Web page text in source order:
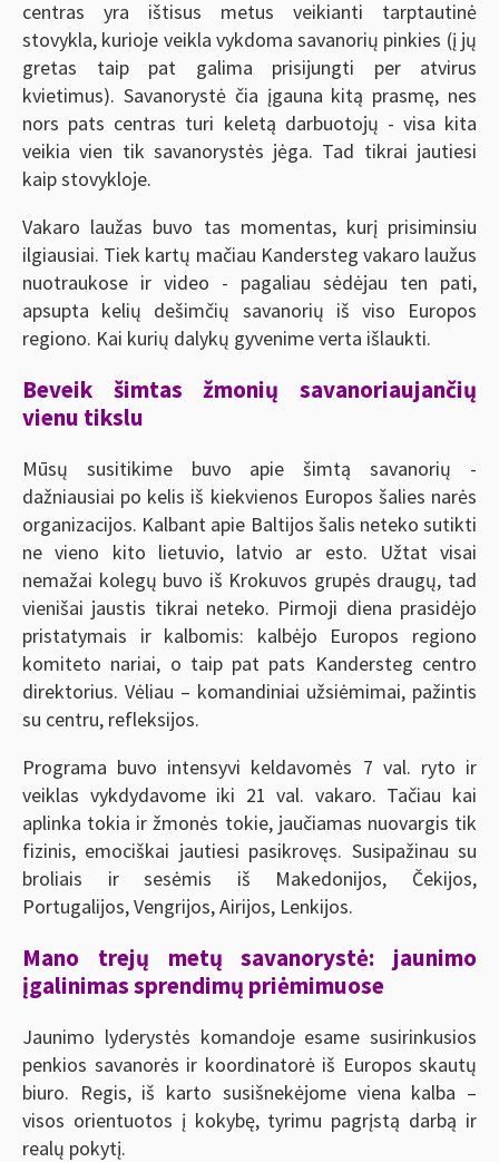
centras yra ištisus metus veikianti tarptautinė
stovykla, kurioje veikla vykdoma savanorių pinkies (į jų
gretas taip pat galima prisijungti per atvirus
kvietimus). Savanorystė čia įgauna kitą prasmę, nes
nors pats centras turi keletą darbuotojų - visa kita
veikia vien tik savanorystės jėga. Tad tikrai jautiesi
kaip stovykloje.
Vakaro laužas buvo tas momentas, kurį prisiminsiu
ilgiausiai. Tiek kartų mačiau Kandersteg vakaro laužus
nuotraukose ir video - pagaliau sėdėjau ten pati,
apsupta kelių dešimčių savanorių iš viso Europos
regiono. Kai kurių dalykų gyvenime verta išlaukti.
Beveik šimtas žmonių savanoriaujančių
vienu tikslu
Mūsų susitikime buvo apie šimtą savanorių -
dažniausiai po kelis iš kiekvienos Europos šalies narės
organizacijos. Kalbant apie Baltijos šalis neteko sutikti
ne vieno kito lietuvio, latvio ar esto. Užtat visai
nemažai kolegų buvo iš Krokuvos grupės draugų, tad
vienišai jaustis tikrai neteko. Pirmoji diena prasidėjo
pristatymais ir kalbomis: kalbėjo Europos regiono
komiteto nariai, o taip pat pats Kandersteg centro
direktorius. Vėliau – komandiniai užsiėmimai, pažintis
su centru, refleksijos.
Programa buvo intensyvi keldavomės 7 val. ryto ir
veiklas vykdydavome iki 21 val. vakaro. Tačiau kai
aplinka tokia ir žmonės tokie, jaučiamas nuovargis tik
fizinis, emociškai jautiesi pasikrovęs. Susipažinau su
broliais ir sesėmis iš Makedonijos, Čekijos,
Portugalijos, Vengrijos, Airijos, Lenkijos.
Mano trejų metų savanorystė: jaunimo
įgalinimas sprendimų priėmimuose
Jaunimo lyderystės komandoje esame susirinkusios
penkios savanorės ir koordinatorė iš Europos skautų
biuro. Regis, iš karto susišnekėjome viena kalba –
visos orientuotos į kokybę, tyrimu pagrįstą darbą ir
realų pokytį.